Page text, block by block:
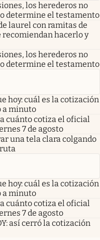
los herederos no
determine el testamento
laurel con ramitas de
recomiendan hacerlo y
los herederos no
determine el testamento
hoy: cuál es la cotización
a minuto
cuánto cotiza el oficial
7 de agosto
una tela clara colgando
hoy: cuál es la cotización
a minuto
cuánto cotiza el oficial
7 de agosto
así cerró la cotización